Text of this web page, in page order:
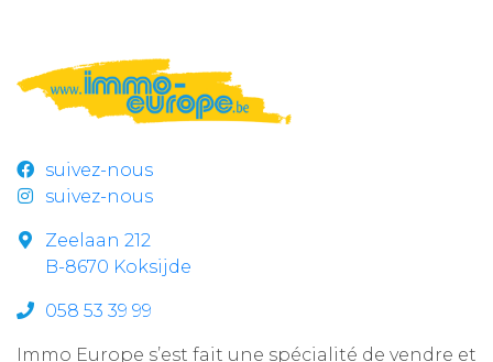
suivez-nous
suivez-nous
Zeelaan 212
B-8670 Koksijde
058 53 39 99
Immo Europe s’est fait une spécialité de vendre et